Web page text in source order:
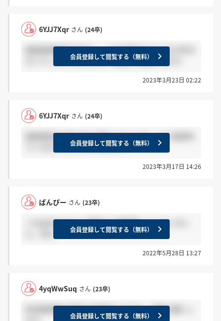
6YJJ7Xqr さん (24卒)
録画面接動画を提出し、その結果がきている24卒の
方いらっしゃいましたら「感謝」お願いします。
会員登録して閲覧する（無料）
2023年3月23日 02:22
6YJJ7Xqr さん (24卒)
録画面接を3月12日に提出しましたが、 もう結果来
ている方いらっしゃいますか？？
会員登録して閲覧する（無料）
2023年3月17日 14:26
ぱんぴー さん (23卒)
＞4yqWwSuqさん 間違えて感謝押してしまいまし
会員登録して閲覧する（無料）
2022年5月28日 13:27
4yqWwSuq さん (23卒)
研究開発職の最終の結果来てる方は、感謝お願いし
会員登録して閲覧する（無料）